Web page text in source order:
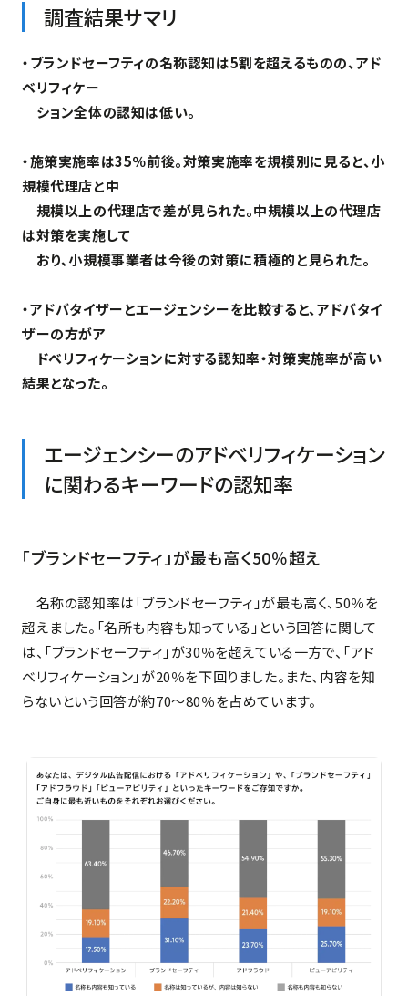
調査結果サマリ
・ブランドセーフティの名称認知は5割を超えるものの、アド
ベリフィケー
ション全体の認知は低い。
・施策実施率は35％前後。対策実施率を規模別に見ると、小
規模代理店と中
規模以上の代理店で差が見られた。中規模以上の代理店
は対策を実施して
おり、小規模事業者は今後の対策に積極的と見られた。
・アドバタイザーとエージェンシーを比較すると、アドバタイ
ザーの方がア
ドベリフィケーションに対する認知率・対策実施率が高い
結果となった。
エージェンシーのアドベリフィケーション
に関わるキーワードの認知率
「ブランドセーフティ」が最も高く50％超え
名称の認知率は「ブランドセーフティ」が最も高く、50％を
超えました。「名所も内容も知っている」という回答に関して
は、「ブランドセーフティ」が30％を超えている一方で、「アド
ベリフィケーション」が20％を下回りました。また、内容を知
らないという回答が約70～80％を占めています。